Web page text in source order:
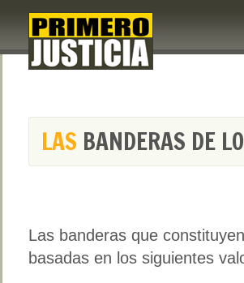
LAS BANDERAS DE
Las banderas que
basadas en los siguientes